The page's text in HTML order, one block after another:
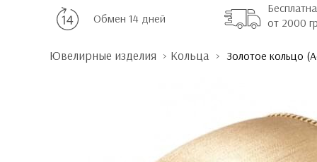
Обмен 14 дней
от 2000
Ювелирные изделия Кольца Золотое кольцо